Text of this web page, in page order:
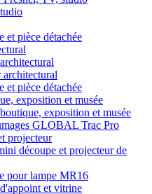
et pièce détachée
architectural
et pièce détachée
exposition et musée
exposition et musée
GLOBAL Trac Pro
projecteur
découpe et projecteur de
pour lampe MR16
et vitrine